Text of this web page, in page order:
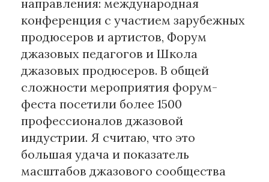
направления: международная
конференция с участием зарубежных
продюсеров и артистов, Форум
джазовых педагогов и Школа
джазовых продюсеров. В общей
сложности мероприятия форум-
феста посетили более 1500
профессионалов джазовой
индустрии. Я считаю, что это
большая удача и показатель
масштабов джазового сообщества